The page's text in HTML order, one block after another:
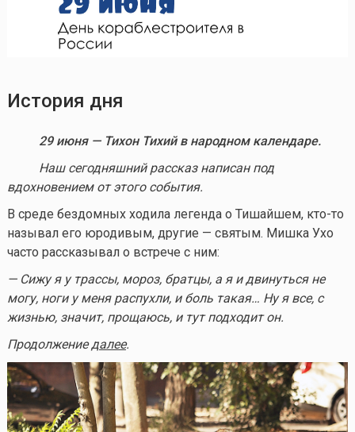
История дня
29 июня — Тихон Тихий в народном календаре.
Наш сегодняшний рассказ написан под
вдохновением от этого события.
В среде бездомных ходила легенда о Тишайшем, кто-то
называл его юродивым, другие — святым. Мишка Ухо
часто рассказывал о встрече с ним:
— Сижу я у трассы, мороз, братцы, а я и двинуться не
могу, ноги у меня распухли, и боль такая… Ну я все, с
жизнью, значит, прощаюсь, и тут подходит он.
Продолжениедалее.